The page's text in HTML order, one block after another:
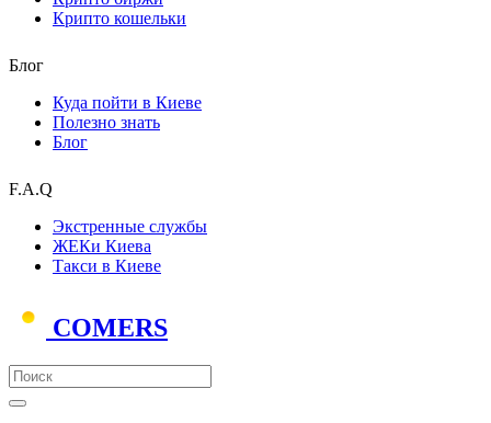
Крипто кошельки
Блог
Куда пойти в Киеве
Полезно знать
Блог
F.A.Q
Экстренные службы
ЖЕКи Киева
Такси в Киеве
COMERS